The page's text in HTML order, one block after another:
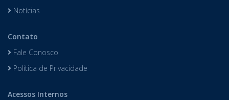
Notícias
Contato
Fale Conosco
Política de Privacidade
Acessos Internos